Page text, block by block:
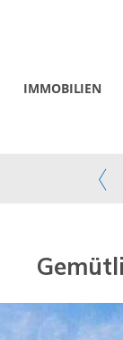
IMMOBILIEN